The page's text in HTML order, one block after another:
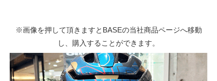
※画像を押して頂きますとBASEの当社商品ページへ移動
し、購入することができます。